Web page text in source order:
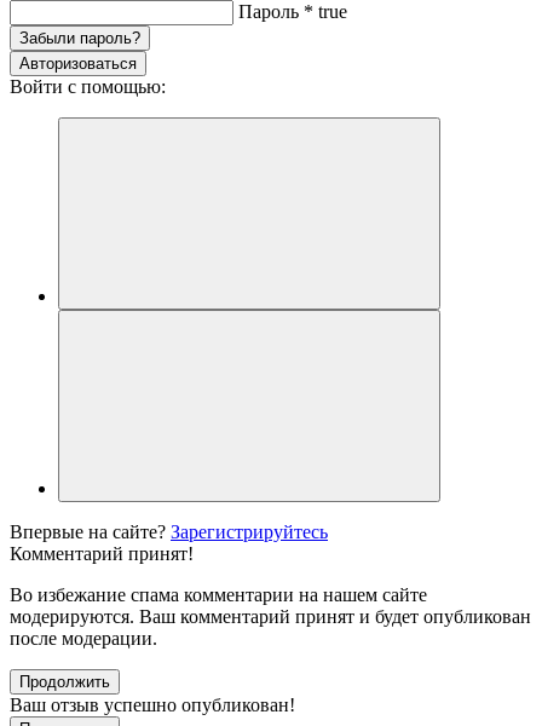
Пароль * true
Забыли пароль?
Авторизоваться
Войти с помощью:
Впервые на сайте? Зарегистрируйтесь
Комментарий принят!
Во избежание спама комментарии на нашем сайте
модерируются. Ваш комментарий принят и будет опубликован
после модерации.
Продолжить
Ваш отзыв успешно опубликован!